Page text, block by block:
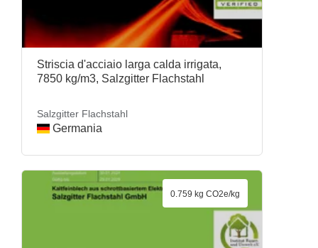
Striscia d'acciaio larga calda irrigata,
7850 kg/m3, Salzgitter Flachstahl
Salzgitter Flachstahl
Germania
0.759 kg CO2e/kg